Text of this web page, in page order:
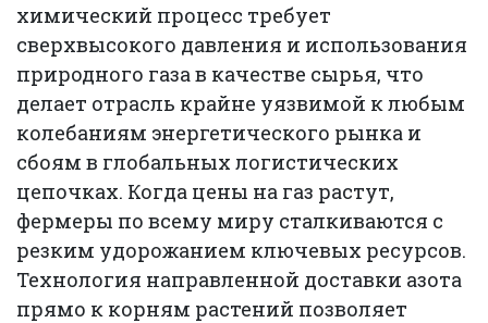
химический процесс требует
сверхвысокого давления и использования
природного газа в качестве сырья, что
делает отрасль крайне уязвимой к любым
колебаниям энергетического рынка и
сбоям в глобальных логистических
цепочках. Когда цены на газ растут,
фермеры по всему миру сталкиваются с
резким удорожанием ключевых ресурсов.
Технология направленной доставки азота
прямо к корням растений позволяет